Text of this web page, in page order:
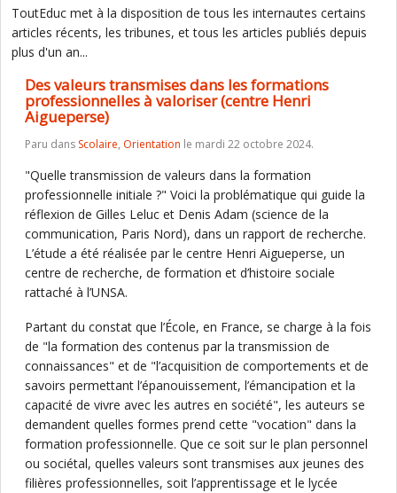
ToutEduc met à la disposition de tous les internautes certains
articles récents, les tribunes, et tous les articles publiés depuis
plus d'un an...
Des valeurs transmises dans les formations
professionnelles à valoriser (centre Henri
Aigueperse)
Paru dans Scolaire, Orientation le mardi 22 octobre 2024.
"Quelle transmission de valeurs dans la formation
professionnelle initiale ?" Voici la problématique qui guide la
réflexion de Gilles Leluc et Denis Adam (science de la
communication, Paris Nord), dans un rapport de recherche.
L’étude a été réalisée par le centre Henri Aigueperse, un
centre de recherche, de formation et d’histoire sociale
rattaché à l’UNSA.
Partant du constat que l’École, en France, se charge à la fois
de "la formation des contenus par la transmission de
connaissances" et de "l’acquisition de comportements et de
savoirs permettant l’épanouissement, l’émancipation et la
capacité de vivre avec les autres en société", les auteurs se
demandent quelles formes prend cette "vocation" dans la
formation professionnelle. Que ce soit sur le plan personnel
ou sociétal, quelles valeurs sont transmises aux jeunes des
filières professionnelles, soit l’apprentissage et le lycée